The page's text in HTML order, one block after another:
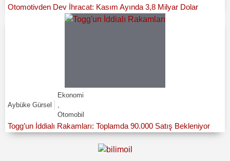
Otomotivden Dev İhracat: Kasım Ayında 3,8 Milyar Dolar
Aybüke Gürsel
Ekonomi
Otomobil
Togg’un İddialı Rakamları: Toplamda 90.000 Satış Bekleniyor